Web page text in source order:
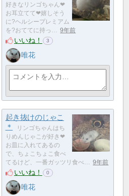
好きなリンゴちゃん❤
お耳立てて❤嬉しそう
に?ヘルシープレミアム
を?おててに持っ…
9年前
いいね！ 3
唯花
起き抜けのじゃこ
＊
リンゴちゃんはち
りめんじゃこが好き❤
お皿に入れてあるの
で、ちょこちょこ食べ
てるけど、一番ガッツリ食べ…
9年前
いいね！ 0
唯花